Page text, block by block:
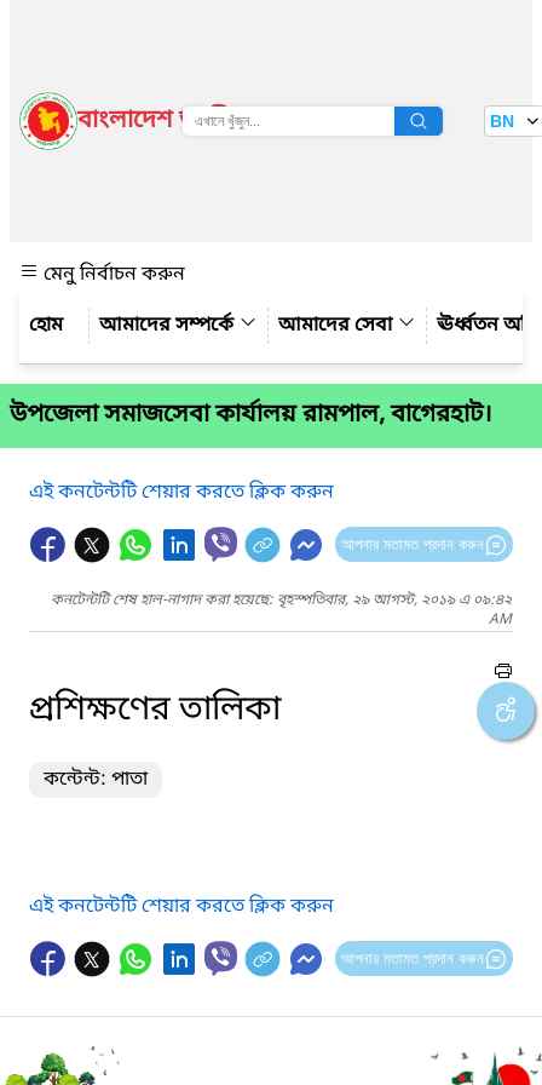
বাংলাদেশ জাতীয় তথ্য বাতায়ন BN
মেনু নির্বাচন করুন
আমাদের সম্পর্কে
আমাদের সেবা ঊর্ধ্বতন
উপজেলা সমাজসেবা কার্যালয় রামপাল, বাগেরহাট।
এই কনটেন্টটি শেয়ার করতে ক্লিক করুন
আপনার মতামত প্রদান করুন
কনটেন্টটি শেষ হাল-নাগাদ করা হয়েছে: বৃহস্পতিবার, ২৯ আগস্ট, ২০১৯ এ ০৯:৪২
AM
প্রশিক্ষণের তালিকা
কন্টেন্ট: পাতা
এই কনটেন্টটি শেয়ার করতে ক্লিক করুন
আপনার মতামত প্রদান করুন